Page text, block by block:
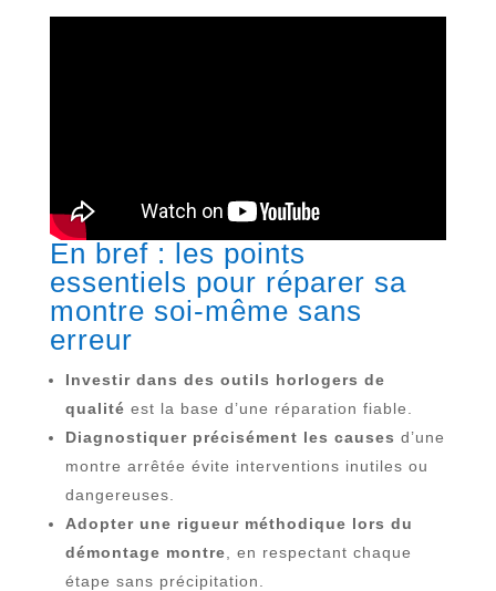
En bref : les points
essentiels pour réparer sa
montre soi-même sans
erreur
Investir dans des outils horlogers de
qualité est la base d’une réparation fiable.
Diagnostiquer précisément les causes d’une
montre arrêtée évite interventions inutiles ou
dangereuses.
Adopter une rigueur méthodique lors du
démontage montre, en respectant chaque
étape sans précipitation.